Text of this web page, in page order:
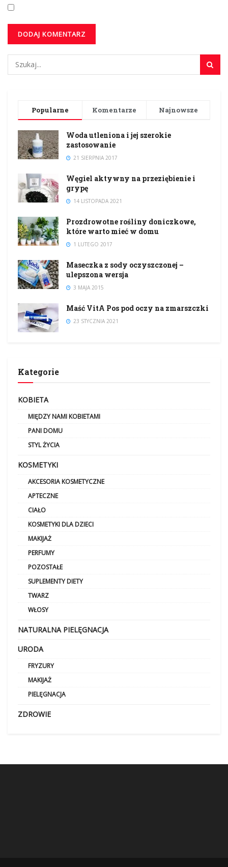
Popularne Komentarze Najnowsze
Woda utleniona i jej szerokie
zastosowanie
21 SIERPNIA 2017
Węgiel aktywny na przeziębienie i
grypę
14 LISTOPADA 2021
Prozdrowotne rośliny doniczkowe,
które warto mieć w domu
1 LUTEGO 2017
Maseczka z sody oczyszczonej –
ulepszona wersja
3 MAJA 2015
Maść VitA Pos pod oczy na zmarszczki
23 STYCZNIA 2021
Kategorie
KOBIETA
MIĘDZY NAMI KOBIETAMI
PANI DOMU
STYL ŻYCIA
KOSMETYKI
AKCESORIA KOSMETYCZNE
APTECZNE
CIAŁO
KOSMETYKI DLA DZIECI
MAKIJAŻ
PERFUMY
POZOSTAŁE
SUPLEMENTY DIETY
TWARZ
WŁOSY
NATURALNA PIELĘGNACJA
URODA
FRYZURY
MAKIJAŻ
PIELĘGNACJA
ZDROWIE